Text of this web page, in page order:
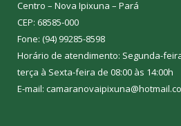
Centro – Nova Ipixuna – Pará
CEP: 68585-000
Fone: (94) 99285-8598
Horário de atendimento: Segunda-
terça à Sexta-feira de 08:00 às 14:00h
E-mail: